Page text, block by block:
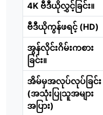
4K ဗီဒီယိုလွှင့်ခြင်း။
ဗီဒီယိုကွန်ဖရင့် (HD)
အွန်လိုင်းဂိမ်းကစား
ခြင်း။
အိမ်မှအလုပ်လုပ်ခြင်း
(အသုံးပြုသူအများ
အပြား)